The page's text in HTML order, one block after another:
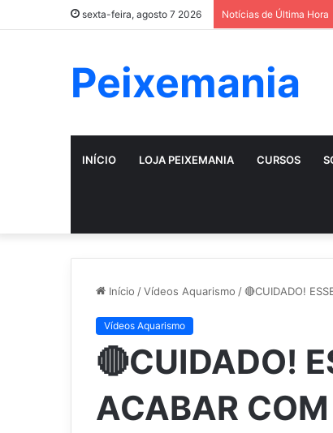
sexta-feira, agosto 7 2026 Notícias de Última Hora
Peixemania
INÍCIO LOJA PEIXEMANIA CURSOS
Início /Vídeos Aquarismo /🔴CUIDADO!
Vídeos Aquarismo
🔴CUIDADO!
ACABAR